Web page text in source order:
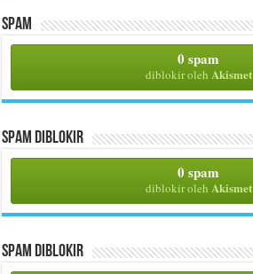
Spam
0 spam
diblokir oleh Akismet
Spam Diblokir
0 spam
diblokir oleh Akismet
Spam Diblokir